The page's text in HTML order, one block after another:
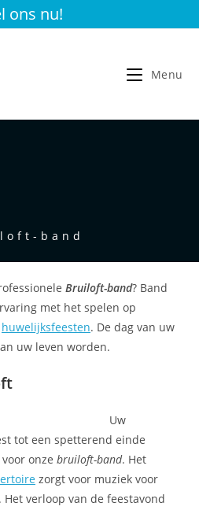
ons nu!
Menu
band
Bruiloft-band? Band
met het spelen op
huwelijksfeesten. De dag van uw
uw leven worden.
Uw
tot een spetterend einde
onze bruiloft-band. Het
zorgt voor muziek voor
verloop van de feestavond